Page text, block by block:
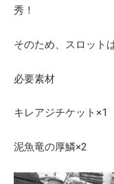
秀！
そのため、スロット
必要素材
キレアジチケット×1
泥魚竜の厚鱗×2